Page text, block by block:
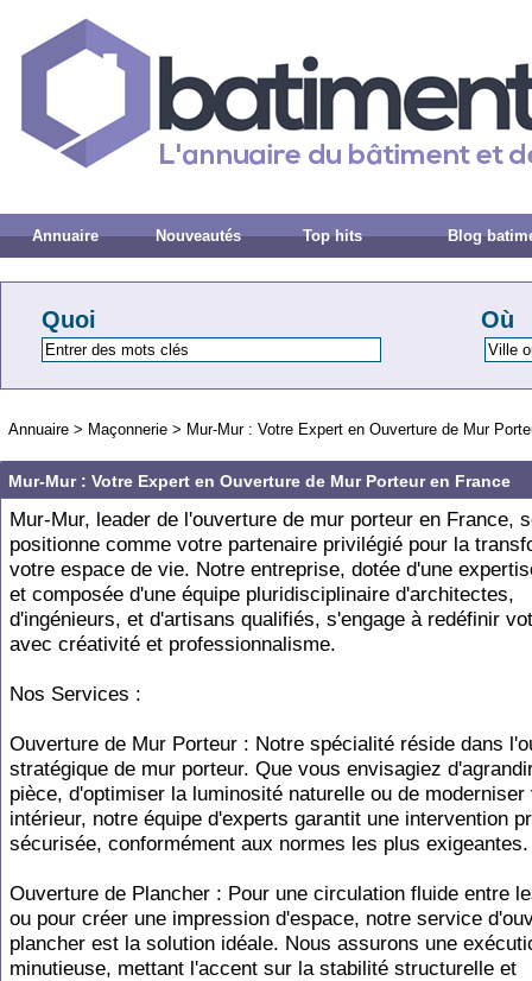
Annuaire Nouveautés Top hits Blog
Quoi Où
Annuaire > Maçonnerie > Mur-Mur : Votre Expert en Ouverture de Mur
Mur-Mur : Votre Expert en Ouverture de Mur Porteur en France
Mur-Mur, leader de l'ouverture de mur porteur en France,
positionne comme votre partenaire privilégié pour la
votre espace de vie. Notre entreprise, dotée d'une
et composée d'une équipe pluridisciplinaire d'architectes,
d'ingénieurs, et d'artisans qualifiés, s'engage à redéfinir
avec créativité et professionnalisme.
Nos Services :
Ouverture de Mur Porteur : Notre spécialité réside dans
stratégique de mur porteur. Que vous envisagiez
pièce, d'optimiser la luminosité naturelle ou de moderniser
intérieur, notre équipe d'experts garantit une intervention
sécurisée, conformément aux normes les plus exigeantes.
Ouverture de Plancher : Pour une circulation fluide entre
ou pour créer une impression d'espace, notre service
plancher est la solution idéale. Nous assurons une
minutieuse, mettant l'accent sur la stabilité structurelle et